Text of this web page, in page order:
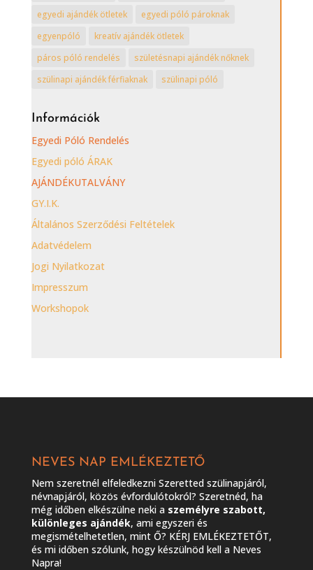
egyedi ajándék ötletek
egyedi póló pároknak
egyenpóló
kreatív ajándék ötletek
páros póló rendelés
születésnapi ajándék nőknek
szülinapi ajándék férfiaknak
szülinapi póló
Információk
Egyedi Póló Rendelés
Egyedi póló ÁRAK
AJÁNDÉKUTALVÁNY
GY.I.K.
Általános Szerződési Feltételek
Adatvédelem
Jogi Nyilatkozat
Impresszum
Workshopok
NEVES NAP EMLÉKEZTETŐ
Nem szeretnél elfeledkezni Szeretted szülinapjáról,
névnapjáról, közös évfordulótokról? Szeretnéd, ha
még időben elkészülne neki a személyre szabott,
különleges ajándék, ami egyszeri és
megismételhetetlen, mint Ő? KÉRJ EMLÉKEZTETŐT,
és mi időben szólunk, hogy készülnöd kell a Neves
Napra!